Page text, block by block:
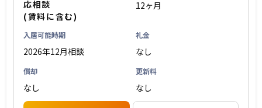
応相談
(賃料に含む)
12ヶ月
入居可能時期
2026年12月相談
礼金
なし
償却
なし
更新料
なし